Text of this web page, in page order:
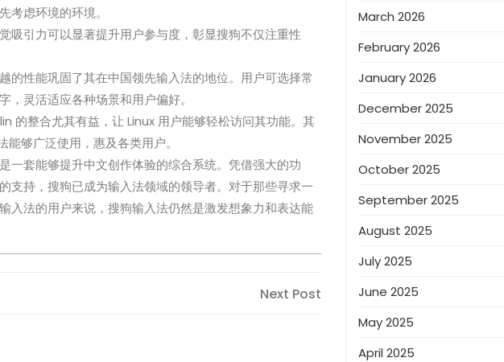
考虑环境的环境。
吸引力可以显著提升用户参与度，彰显搜狗不仅注重性
的性能巩固了其在中国领先输入法的地位。用户可选择常
灵活适应各种场景和用户偏好。
的整合尤其有益，让 Linux 用户能够轻松访问其功能。其
够广泛使用，惠及各类用户。
一套能够提升中文创作体验的综合系统。凭借强大的功
支持，搜狗已成为输入法领域的领导者。对于那些寻求一
入法的用户来说，搜狗输入法仍然是激发想象力和表达能
Next Post
March 2026
February 2026
January 2026
December 2025
November 2025
October 2025
September 2025
August 2025
July 2025
June 2025
May 2025
April 2025